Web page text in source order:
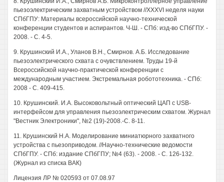
пьезоэлектрическим захватным устройством //XXXVI неделя науки
СПбГПУ: Материалы всероссийской научно-технической
конференции студентов и аспирантов. Ч-Ш. - СПб: изд-во СПбГПУ. -
2008. - С. 4-5.
9. Крушинский И.А., Уланов В.Н., Смирнов. А.Б. Исследование
пьезоэлектрического схвата с очувствлением. Труды 19-й
Всероссийской научно-практической конференции с
международным участием. Экстремальная робототехника. - СПб:
2008 - С. 409-415.
10. Крушинский. И.А. Высоковольтный оптический ЦАП с USB-
интерфейсом для управления пьезоэлектрическим схватом. Журнал
"Вестник Электроники", №2 (19)-2008.-С. 8-11.
11. Крушинский H.A. Моделирование миниатюрного захватного
устройства с пьезоприводом. //Научно-технические ведомости
СПбГПУ. - СПб: издание СПбГПУ; №4 (63). - 2008. - С. 126-132.
(Журнал из списка ВАК)
Лицензия ЛР № 020593 от 07.08.97